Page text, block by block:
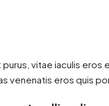
vitae iaculis eros
venenatis eros quis